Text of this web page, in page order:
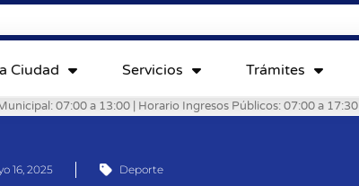
Ciudad Servicios Trámites
07:00 a 13:00 | Horario Ingresos Públicos: 07:00 a 17:30
16, 2025 Deporte